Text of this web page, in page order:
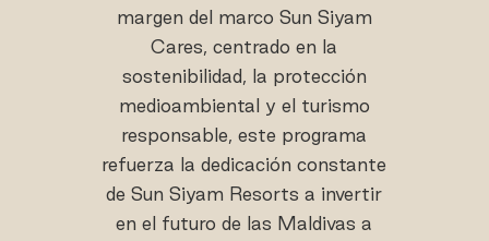
margen del marco Sun Siyam
Cares, centrado en la
sostenibilidad, la protección
medioambiental y el turismo
responsable, este programa
refuerza la dedicación constante
de Sun Siyam Resorts a invertir
en el futuro de las Maldivas a